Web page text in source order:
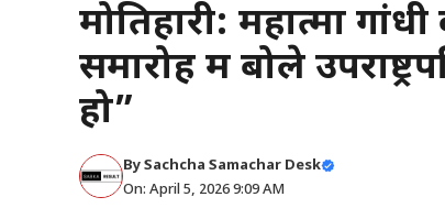
मोतिहारी: महात्मा
समारोह में बोले
हो”
BySachcha Samachar Desk
On: April 5, 2026 9:09 AM